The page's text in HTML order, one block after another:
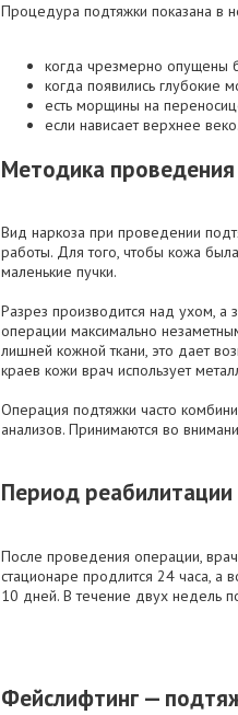
Процедура подтяжки показана в
когда чрезмерно опущены
когда появились глубокие
есть морщины на
если нависает верхнее веко.
Методика
Вид наркоза при проведении
работы. Для того, чтобы кожа
маленькие пучки.
Разрез производится над ухом, а
операции максимально
лишней кожной ткани, это дает
краев кожи врач использует
Операция подтяжки часто
анализов. Принимаются во
Период реабилитации
После проведения операции,
стационаре продлится 24 часа, а
10 дней. В течение двух недель
Фейслифтинг —